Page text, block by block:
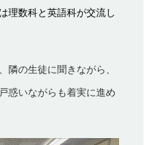
理数科と英語科が交流し
隣の生徒に聞きながら、
惑いながらも着実に進め